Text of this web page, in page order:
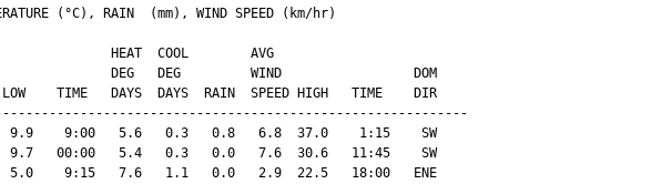
(°C), RAIN  (mm), WIND SPEED (km/hr)
HEAT  COOL        AVG
DEG   DEG         WIND                 DOM
TIME   DAYS  DAYS  RAIN  SPEED HIGH   TIME    DIR
9.9    9:00   5.6   0.3   0.8   6.8  37.0    1:15    SW
9.7   00:00   5.4   0.3   0.0   7.6  30.6   11:45    SW
5.0    9:15   7.6   1.1   0.0   2.9  22.5   18:00   ENE